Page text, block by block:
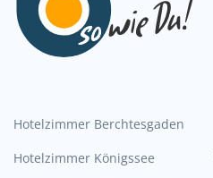
Hotelzimmer Berchtesgaden
Hotelzimmer Königssee